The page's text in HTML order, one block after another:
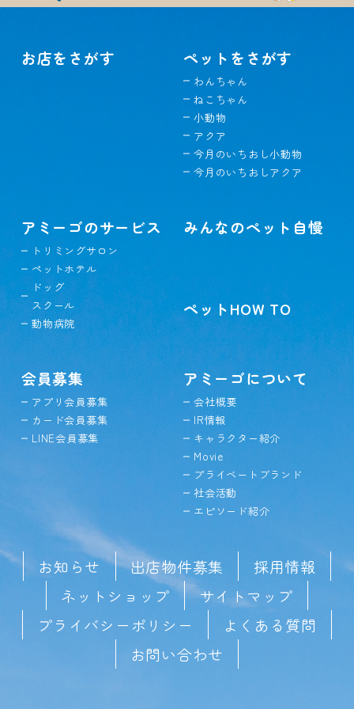
お店をさがす ペットをさがす
わんちゃん
ねこちゃん
小動物
アクア
今月のいちおし小動物
今月のいちおしアクア
アミーゴのサービス
トリミングサロン
ペットホテル
ドッグ
スクール
動物病院
みんなのペット自慢
ペットHOW TO
会員募集
アプリ会員募集
カード会員募集
LINE会員募集
アミーゴについて
会社概要
IR情報
キャラクター紹介
Movie
プライベートブランド
社会活動
エピソード紹介
お知らせ 出店物件募集
採用情報
ネットショップ
サイトマップ
プライバシーポリシー
よくある質問
お問い合わせ